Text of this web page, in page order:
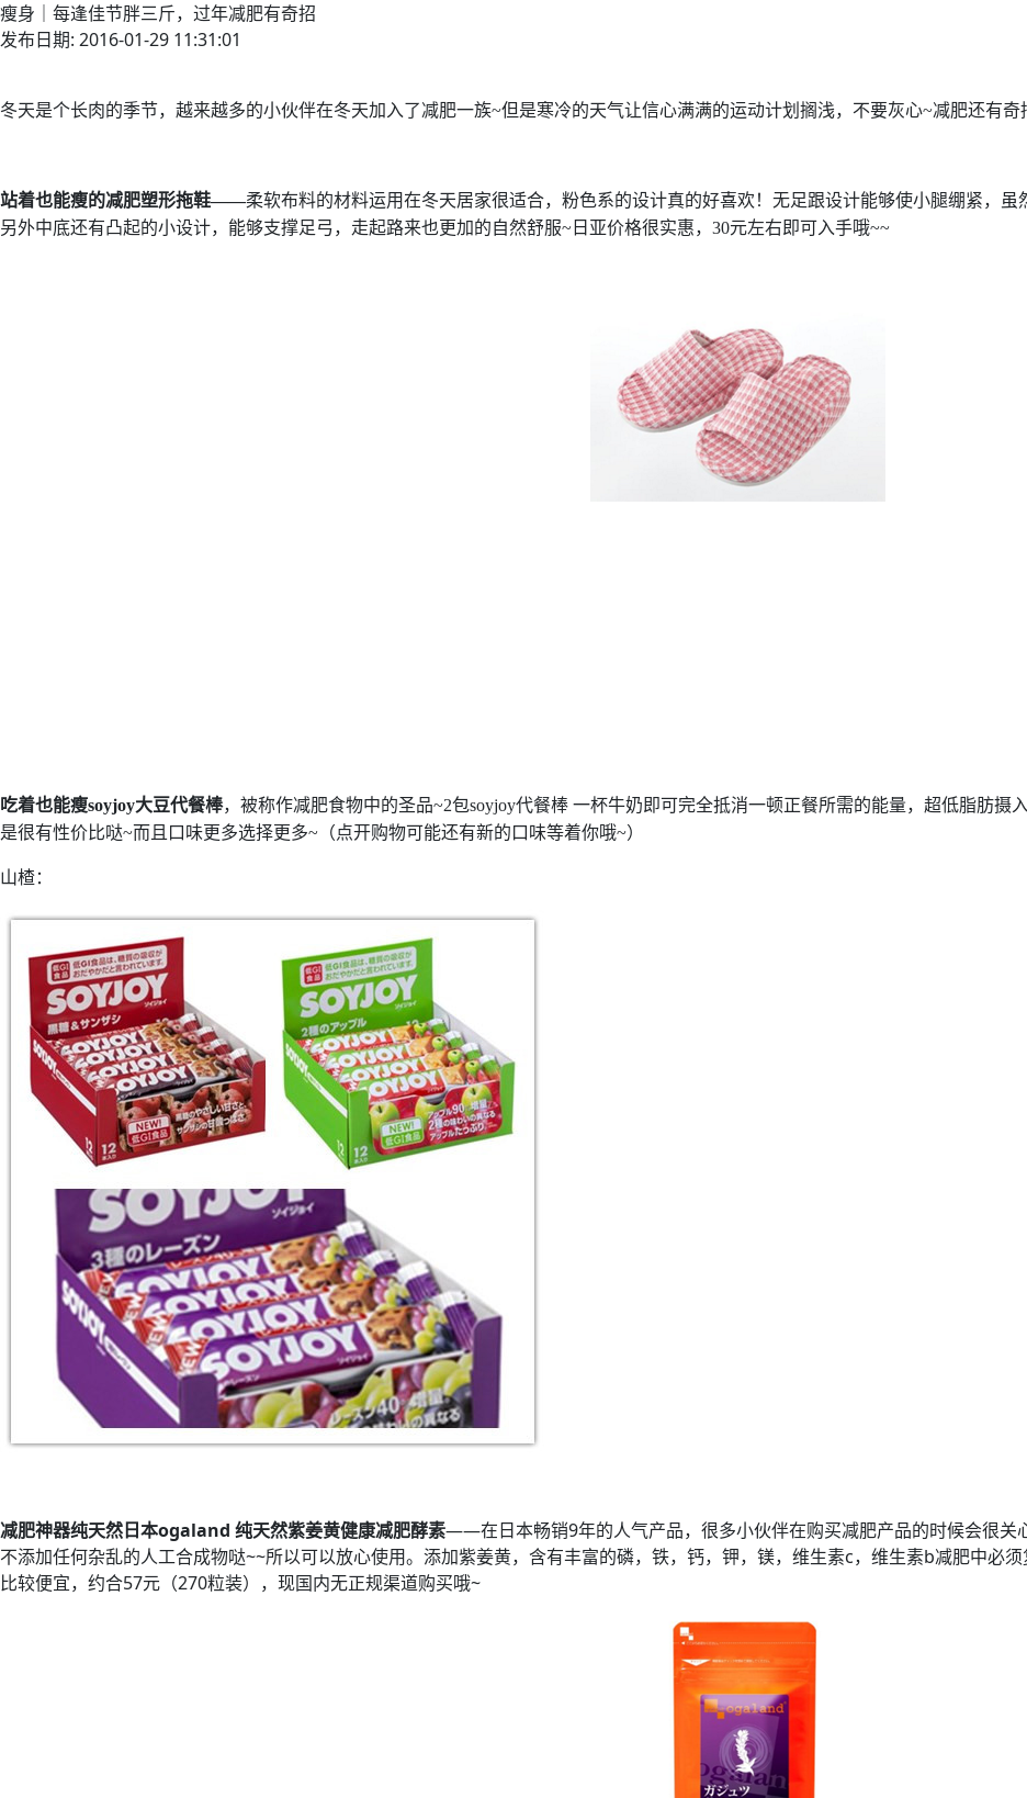
瘦身｜每逢佳节胖三斤，过年减肥有奇招
发布日期: 2016-01-29 11:31:01
冬天是个长肉的季节，越来越多的小伙伴在冬天加入了减肥一族~但是寒冷的天气让信心满满的运动计划搁浅，不要灰心~减肥还有奇
站着也能瘦的减肥塑形拖鞋——柔软布料的材料运用在冬天居家很适合，粉色系的设计真的好喜欢！无足跟设计能够使小腿绷紧，虽
另外中底还有凸起的小设计，能够支撑足弓，走起路来也更加的自然舒服~日亚价格很实惠，30元左右即可入手哦~~
吃着也能瘦soyjoy大豆代餐棒，被称作减肥食物中的圣品~2包soyjoy代餐棒 一杯牛奶即可完全抵消一顿正餐所需的能量，超低脂肪摄
是很有性价比哒~而且口味更多选择更多~（点开购物可能还有新的口味等着你哦~）
山楂：
减肥神器纯天然日本ogaland 纯天然紫姜黄健康减肥酵素­­­­­­­——在日本畅销9年的人气产品，很多小伙伴在购买减肥产品的时候会很关
不添加任何杂乱的人工合成物哒~~所以可以放心使用。添加紫姜黄，含有丰富的磷，铁，钙，钾，镁，维生素c，维生素b减肥中必
比较便宜，约合57元（270粒装），现国内无正规渠道购买哦~